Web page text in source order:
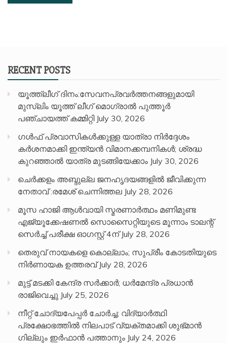
RECENT POSTS
യൂത്ത്ലീഗ് ദിനം:സേവനപ്രവർത്തനങ്ങളുമായി
മുസ്ലിം യൂത്ത് ലീഗ് മൊഗ്രാൽ പുത്തൂർ
പഞ്ചായത്ത് കമ്മിറ്റി July 30, 2026
ഗൾഫ് പ്രവാസികൾക്കുള്ള യാത്രാ നിർദ്ദേശം
കർശനമാക്കി ഇന്ത്യൻ വിമാനക്കമ്പനികൾ; ശ്രദ്ധ
കുറഞ്ഞാൽ യാത്ര മുടങ്ങിയേക്കാം July 30, 2026
ചെർക്കളം അബ്ദുല്ല ജനഹൃദയങ്ങളിൽ ജീവിക്കുന്ന
നേതാവ് :രമേശ് ചെന്നിത്തല July 28, 2026
മൂസ ഹാജി ആൾവായി സ്മരണാർത്ഥം മണിമുണ്ട
എജ്യൂക്കേഷണൽ സൊസൈറ്റിയുടെ മൂന്നാം ടാലന്റ്
സെർച്ച് പരീക്ഷ ഓഗസ്റ്റ് 4ന് July 28, 2026
തെരുവ് നായകളെ കൊല്ലാം; സുപ്രീം കോടതിയുടെ
നിർണായക ഉത്തരവ് July 28, 2026
മുട്ട് മടക്കി കേന്ദ്ര സർക്കാർ; ധർമേന്ദ്ര പ്രധാൻ
രാജിവെച്ചു July 25, 2026
നീറ്റ് ചോദ്യപേപ്പര്‍ ചോര്‍ച്ച; വിദ്യാർത്ഥി
പ്രക്ഷോഭത്തിൽ നിലപാട് വ്യക്തമാക്കി ശുഭ്മാൻ
ഗില്ലും ഇർഫാൻ പത്താനും July 24, 2026